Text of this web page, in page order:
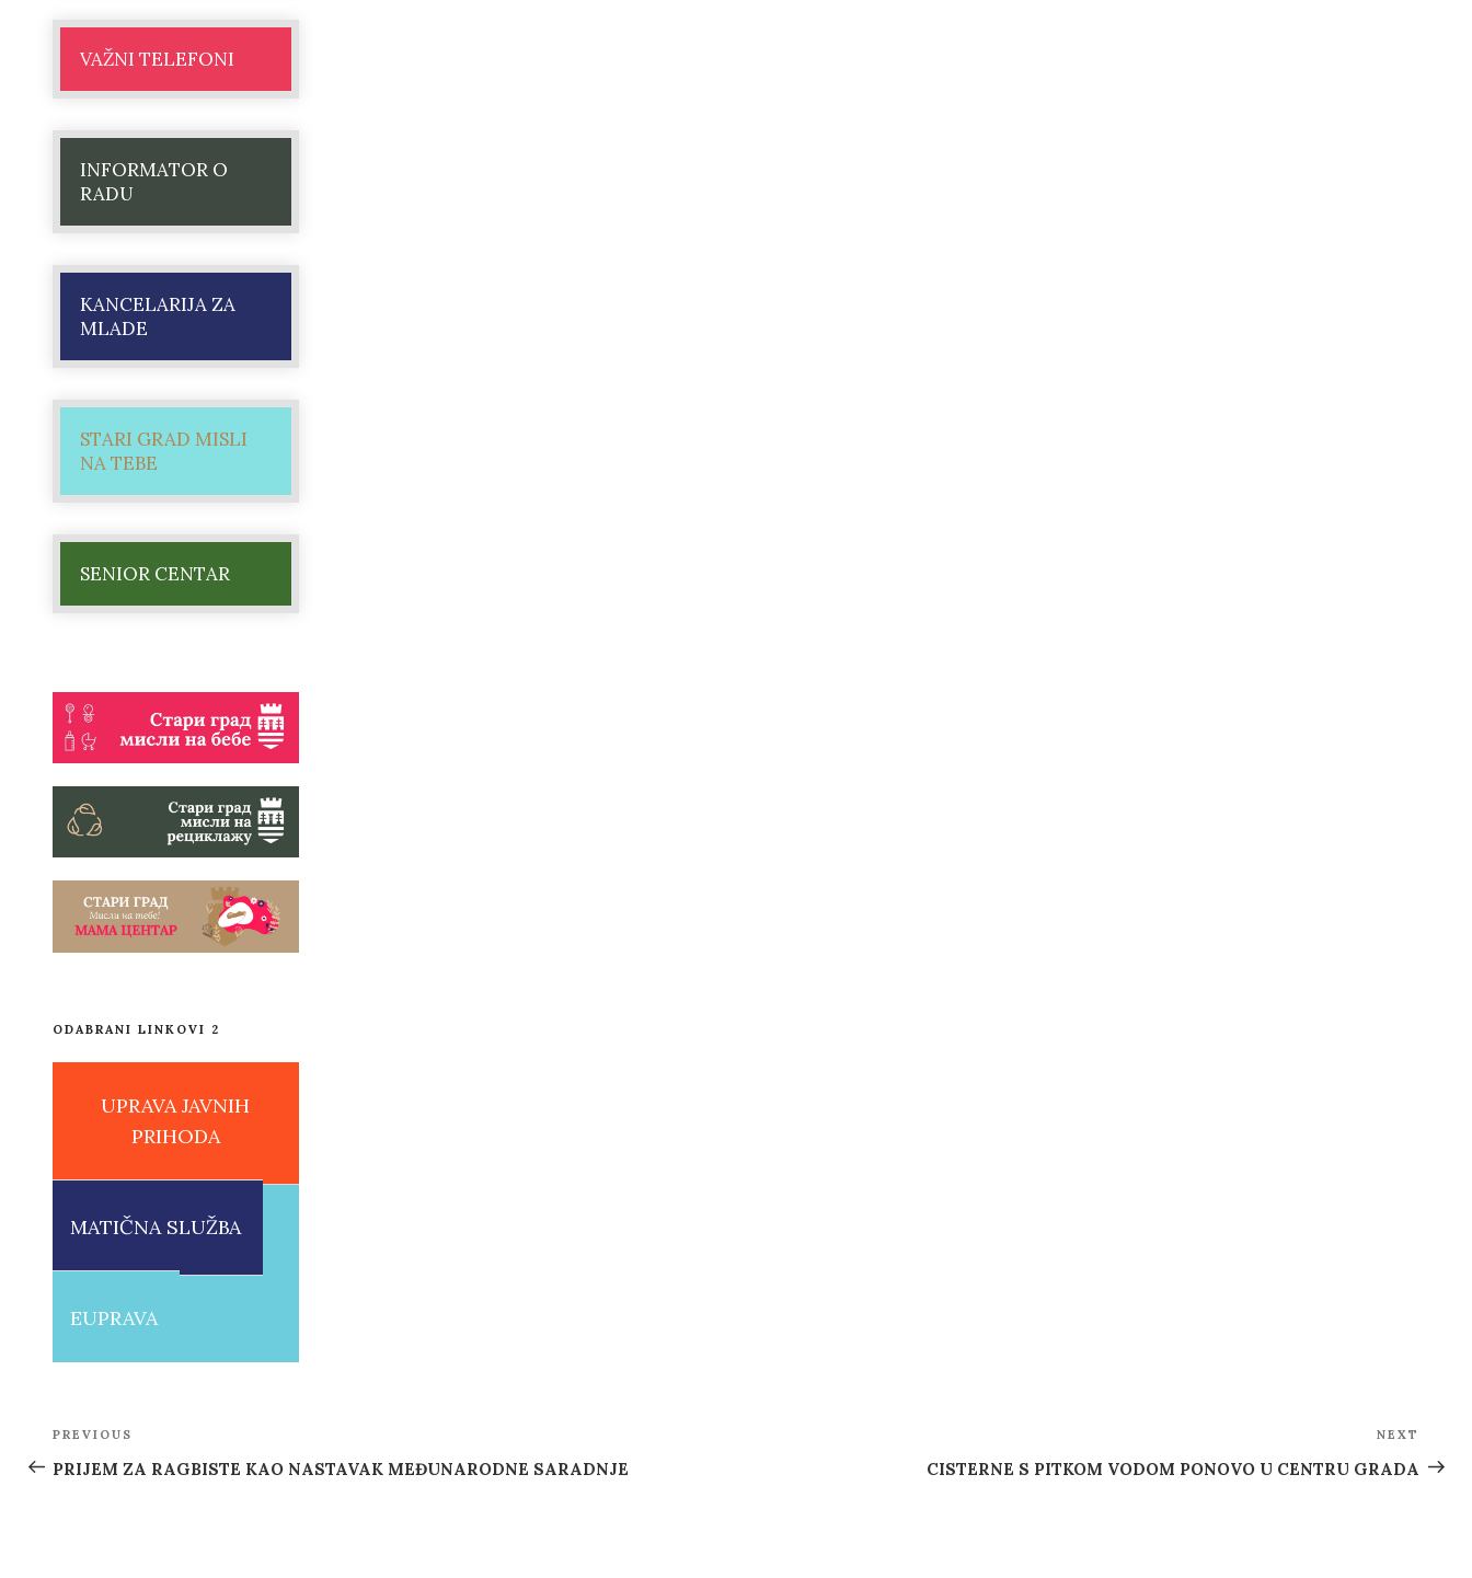
VAŽNI TELEFONI
INFORMATOR O
RADU
KANCELARIJA ZA
MLADE
STARI GRAD MISLI
NA TEBE
SENIOR CENTAR
ODABRANI LINKOVI 2
UPRAVA JAVNIH
PRIHODA
MATIČNA SLUŽBA
EUPRAVA
Post
navigation
Previous
Post
PREVIOUS
PRIJEM ZA RAGBISTE KAO NASTAVAK MEĐUNARODNE SARADNJE
Post
NEXT
CISTERNE S PITKOM VODOM PONOVO U CENTRU GRADA